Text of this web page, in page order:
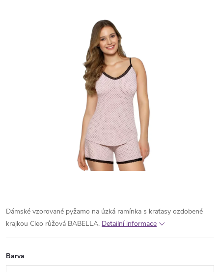
Dámské vzorované pyžamo na úzká ramínka s kraťasy ozdobené
krajkou Cleo růžová BABELLA. Detailní informace
Barva